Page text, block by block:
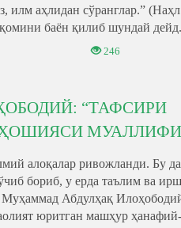
аҳлидан сўранглар.”
баён қилиб шундай
246
“ТАФСИРИ
ҲОШИЯСИ МУАЛЛИФИ
алоқалар ривожланди. Бу
бориб, у ерда таълим ва
Абдулҳақ
юритган машҳур